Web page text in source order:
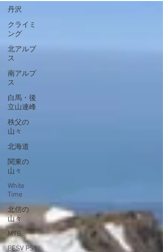
丹沢
クライミ
ング
北アルプ
ス
南アルプ
ス
白馬・後
立山連峰
秩父の
山々
北海道
関東の
山々
White
Time
北信の
山々
MTB
BESV PS1
した。日本海を望む大斜面でのカービング